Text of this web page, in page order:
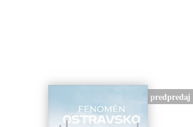
predpredaj